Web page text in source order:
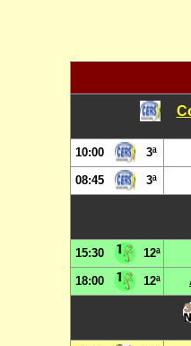
10:00 3ª
08:45 3ª
15:30 12ª
18:00 12ª